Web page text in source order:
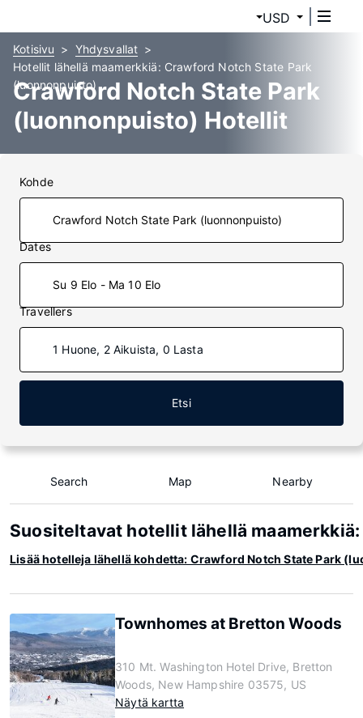
USD
Kotisivu
Yhdysvallat
Hotellit lähellä maamerkkiä: Crawford Notch State Park
(luonnonpuisto)
Crawford Notch State Park
(luonnonpuisto) Hotellit
Kohde
Dates
Su 9 Elo - Ma 10 Elo
Travellers
1 Huone, 2 Aikuista, 0 Lasta
Etsi
Search Map Nearby
Suositeltavat hotellit lähellä
Lisää hotelleja lähellä kohdetta: Crawford Notch State Park
Townhomes at Bretton Woods
310 Mt. Washington Hotel Drive, Bretton
Woods, New Hampshire 03575, US
Näytä kartta